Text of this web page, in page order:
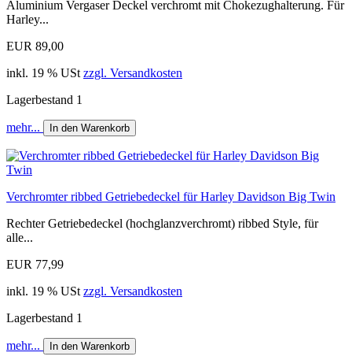
Aluminium Vergaser Deckel verchromt mit Chokezughalterung. Für
Harley...
EUR 89,00
inkl. 19 % USt zzgl. Versandkosten
Lagerbestand 1
mehr... In den Warenkorb
Verchromter ribbed Getriebedeckel für Harley Davidson Big Twin
Rechter Getriebedeckel (hochglanzverchromt) ribbed Style, für
alle...
EUR 77,99
inkl. 19 % USt zzgl. Versandkosten
Lagerbestand 1
mehr... In den Warenkorb